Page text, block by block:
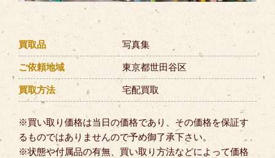
買取品 写真集
ご依頼地域 東京都世田谷区
買取方法 宅配買取
※買い取り価格は当日の価格であり、その価格を保証す
るものではありませんので予め御了承下さい。
※状態や付属品の有無、買い取り方法などによって価格